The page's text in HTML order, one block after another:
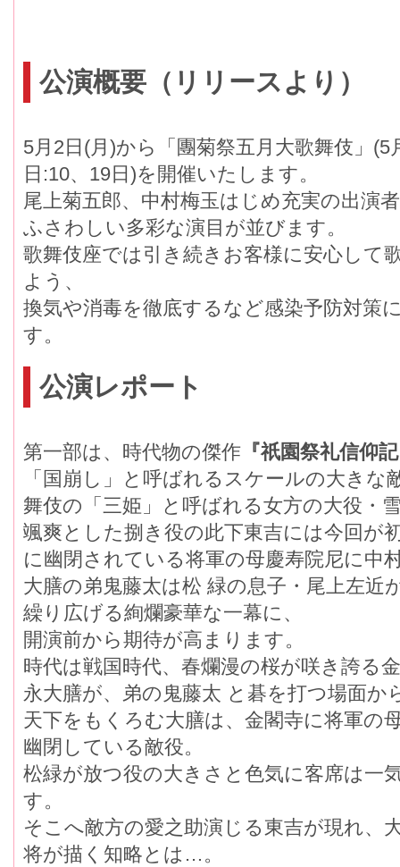
公演概要（リリースより）
5月2日(月)から「團菊祭五月大歌舞伎」(5
日:10、19日)を開催いたします。
尾上菊五郎、中村梅玉はじめ充実の出演
ふさわしい多彩な演目が並びます。
歌舞伎座では引き続きお客様に安心して
よう、
換気や消毒を徹底するなど感染予防対策
す。
公演レポート
第一部は、時代物の傑作 『祇園祭礼信仰
「国崩し」と呼ばれるスケールの大きな
舞伎の「三姫」と呼ばれる女方の大役・
颯爽とした捌き役の此下東吉には今回が
に幽閉されている将軍の母慶寿院尼に中
大膳の弟鬼藤太は松 緑の息子・尾上左近
繰り広げる絢爛豪華な一幕に、
開演前から期待が高まります。
時代は戦国時代、春爛漫の桜が咲き誇る
永大膳が、弟の鬼藤太 と碁を打つ場面か
天下をもくろむ大膳は、金閣寺に将軍の
幽閉している敵役。
松緑が放つ役の大きさと色気に客席は一
す。
そこへ敵方の愛之助演じる東吉が現れ、
将が描く知略とは…。